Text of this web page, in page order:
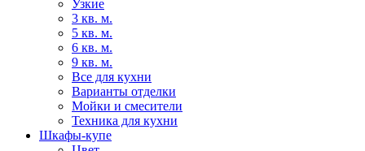
Узкие
3 кв. м.
5 кв. м.
6 кв. м.
9 кв. м.
Все для кухни
Варианты отделки
Мойки и смесители
Техника для кухни
Шкафы-купе